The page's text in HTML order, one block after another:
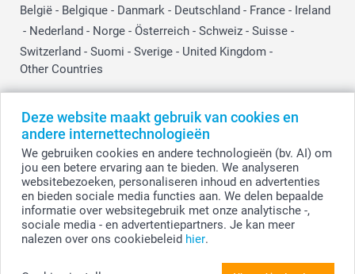
Deze website maakt gebruik van cookies en
andere internettechnologieën
We gebruiken cookies en andere technologieën (bv. AI) om
jou een betere ervaring aan te bieden. We analyseren
websitebezoeken, personaliseren inhoud en advertenties
en bieden sociale media functies aan. We delen bepaalde
informatie over websitegebruik met onze analytische -,
sociale media - en advertentiepartners. Je kan meer
nalezen over ons cookiebeleid hier.
Reviews
Prijslijst
Investor Relations
service@smartphoto.nl
Affiliate partnerprogramma
Partnerships
Influencer partnerprogramma
Huwelijk
België - Belgique - Danmark - Deutschland - France - Ireland
- Nederland - Norge - Österreich - Schweiz - Suisse -
Switzerland - Suomi - Sverige - United Kingdom -
Other Countries
© smartphoto group. Alle rechten voorbehouden.Disclaimer
Alle prijzen zijn in EURO (€) inclusief BTW en exclusief verzendkosten.